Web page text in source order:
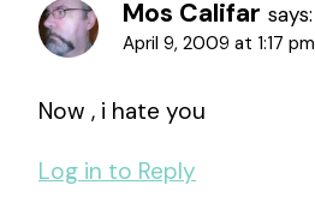
Mos Califar says:
April 9, 2009 at 1:17 pm
Now , i hate you
Log in to Reply